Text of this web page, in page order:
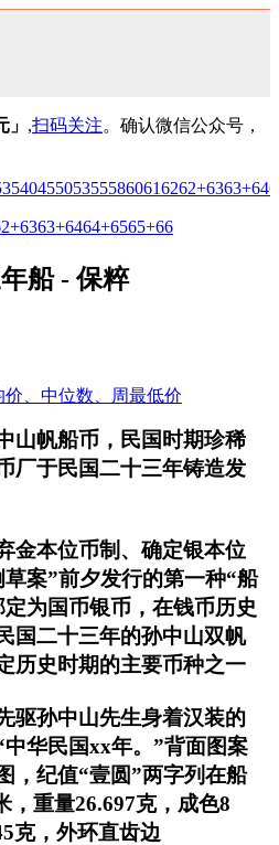
」 ,扫码关注。确认微信公众号，
3540455053555860616262+6363+64
6363+6464+6565+66
船 - 保粹
、中位数、周最低价
山帆船币，民国时期珍稀
厂于民国二十三年铸造发
金本位币制、确定银本位
案”前夕发行的第一种“船
为国币银币，在钱币历史
国二十三年的孙中山双帆
历史时期的主要币种之一
驱孙中山先生身着汉装的
华民国xx年。”背面图案
，纪值“壹圆”两字列在船
，重量26.697克，成色8
克，外环直齿边